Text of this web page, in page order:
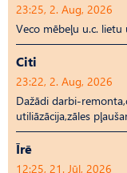
23:25, 2. Aug, 2026
Veco mēbeļu u.c.
Citi
23:22, 2. Aug, 2026
Dažādi darbi-
utiliāzācija,zāles
Īrē
12:25, 21. Jūl, 2026